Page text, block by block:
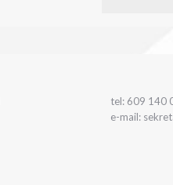
tel: 609 140
e-mail: